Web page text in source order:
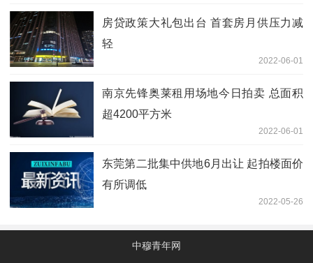
房贷政策大礼包出台 首套房月供压力减
轻
2022-06-01
南京先锋奥莱租用场地今日拍卖 总面积
超4200平方米
2022-06-01
东莞第二批集中供地6月出让 起拍楼面价
有所调低
2022-05-26
中穆青年网